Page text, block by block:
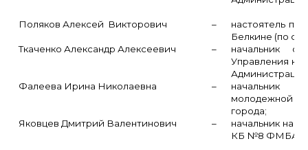
Поляков Алексей Викторович –
настоятель
Белкине (по
Ткаченко Александр Алексеевич
–
начальник
Управления
Фалеева Ирина Николаевна
–
начальник
молодежной
города;
Яковцев Дмитрий Валентинович
–
начальник
КБ №8 ФМБА